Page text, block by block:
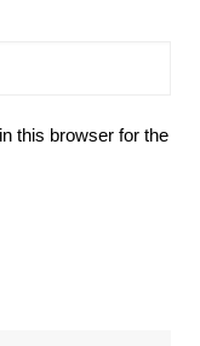
this browser for the